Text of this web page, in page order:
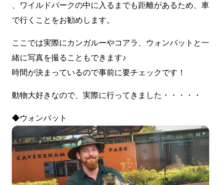
、ワイルドパークの中に入るまでも距離があるため、車
で行くことをお勧めします。
ここでは実際にカンガルーやコアラ、ウォンバットと一
緒に写真を撮ることもできます♪
時間が決まっているので事前に要チェックです！
動物大好きなので、実際に行ってきました・・・・・
◆ウォンバット